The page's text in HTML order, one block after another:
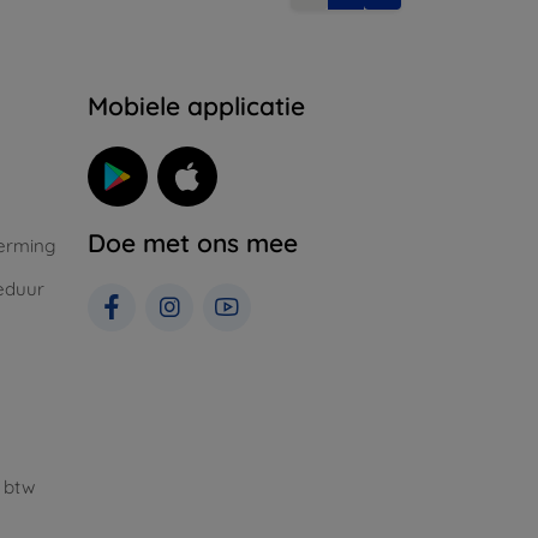
btw
Mobiele applicatie
Doe met ons mee